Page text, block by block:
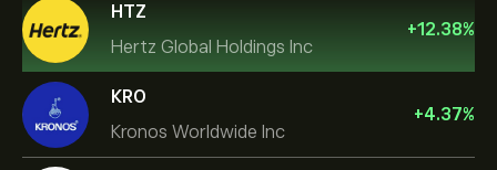
HTZ
Hertz Global Holdings Inc
+12.38%
KRO
Kronos Worldwide Inc
+4.37%